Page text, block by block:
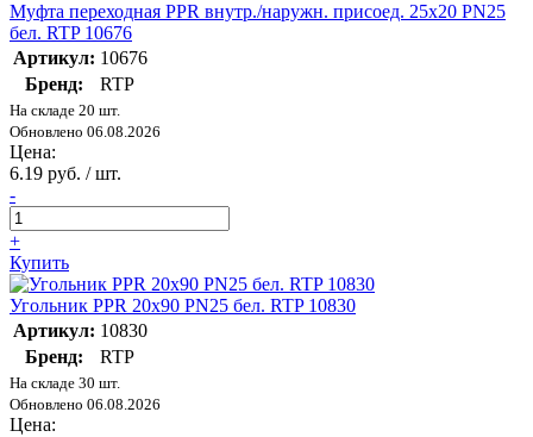
Муфта переходная PPR внутр./наружн. присоед. 25х20 PN25
бел. RTP 10676
Артикул: 10676
Бренд:
RTP
На складе 20 шт.
Обновлено 06.08.2026
Цена:
6.19 руб. / шт.
-
+
Купить
Угольник PPR 20х90 PN25 бел. RTP 10830
Артикул: 10830
Бренд:
RTP
На складе 30 шт.
Обновлено 06.08.2026
Цена: